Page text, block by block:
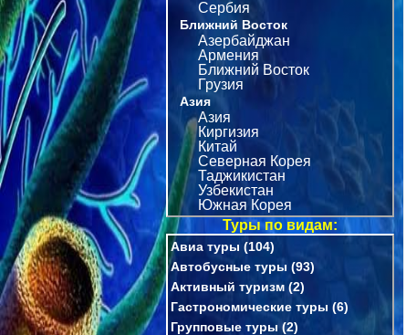
Сербия
Ближний Восток
Азербайджан
Армения
Ближний Восток
Грузия
Азия
Азия
Киргизия
Китай
Северная Корея
Таджикистан
Узбекистан
Южная Корея
Туры по видам:
Авиа туры (104)
Автобусные туры (93)
Активный туризм (2)
Гастрономические туры (6)
Групповые туры (2)